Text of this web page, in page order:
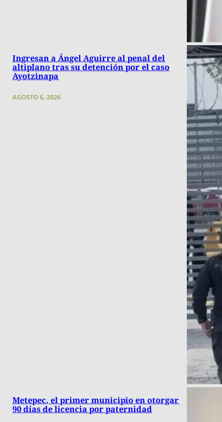
Ingresan a Ángel Aguirre al penal del
altiplano tras su detención por el caso
Ayotzinapa
AGOSTO 6, 2026
Metepec, el primer municipio en otorgar
90 días de licencia por paternidad